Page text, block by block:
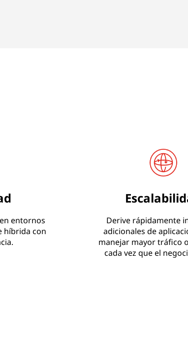
entornos
híbrida con
Derive rápidamente
adicionales de
manejar mayor tráfico
cada vez que el